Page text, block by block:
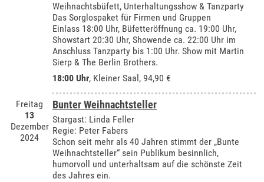
Weihnachtsbüfett, Unterhaltungsshow & Tanzparty
Das Sorglospaket für Firmen und Gruppen
Einlass 18:00 Uhr, Büfetteröffnung ca. 19:00 Uhr,
Showstart 20:30 Uhr, Showende ca. 22:00 Uhr im
Anschluss Tanzparty bis 1:00 Uhr. Show mit Martin
Sierp & The Berlin Brothers.
18:00 Uhr, Kleiner Saal, 94,90 €
Freitag
13
Dezember
2024
Bunter Weihnachtsteller
Stargast: Linda Feller
Regie: Peter Fabers
Schon seit mehr als 40 Jahren stimmt der „Bunte
Weihnachtsteller“ sein Publikum besinnlich,
humorvoll und unterhaltsam auf die schönste Zeit
des Jahres ein.